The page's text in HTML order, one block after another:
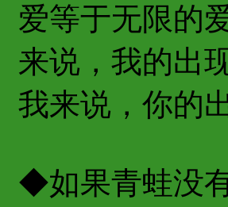
爱等于无限的
来说，我的出
我来说，你的
◆如果青蛙没